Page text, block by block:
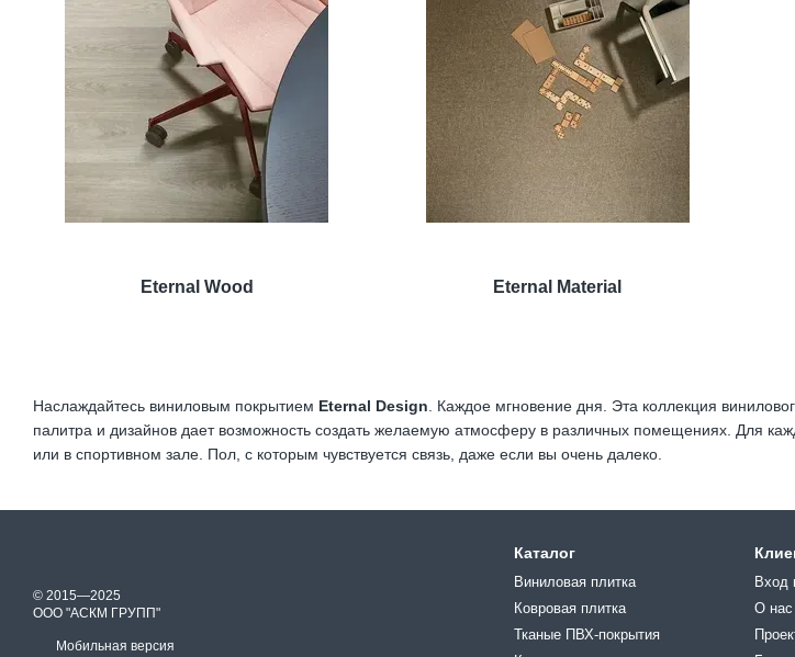
Наслаждайтесь виниловым покрытием Eternal Design . Каждое мгновение дня. Эта коллекция
палитра и дизайнов дает возможность создать желаемую атмосферу в различных помещениях. Для
или в спортивном зале. Пол, с которым чувствуется связь, даже если вы очень далеко.
Eternal Wood Eternal Material
© 2015—2025
ООО "АСКМ ГРУПП"
Мобильная версия
Каталог
Виниловая плитка
Ковровая плитка
Тканые ПВХ-покрытия
Вход
О нас